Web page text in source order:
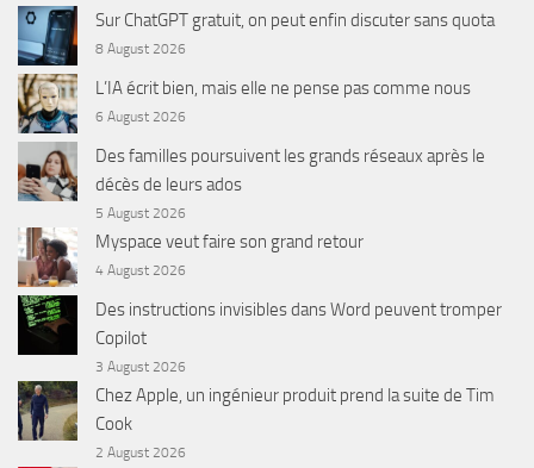
Sur ChatGPT gratuit, on peut enfin discuter sans quota
8 August 2026
L’IA écrit bien, mais elle ne pense pas comme nous
6 August 2026
Des familles poursuivent les grands réseaux après le
décès de leurs ados
5 August 2026
Myspace veut faire son grand retour
4 August 2026
Des instructions invisibles dans Word peuvent tromper
Copilot
3 August 2026
Chez Apple, un ingénieur produit prend la suite de Tim
Cook
2 August 2026